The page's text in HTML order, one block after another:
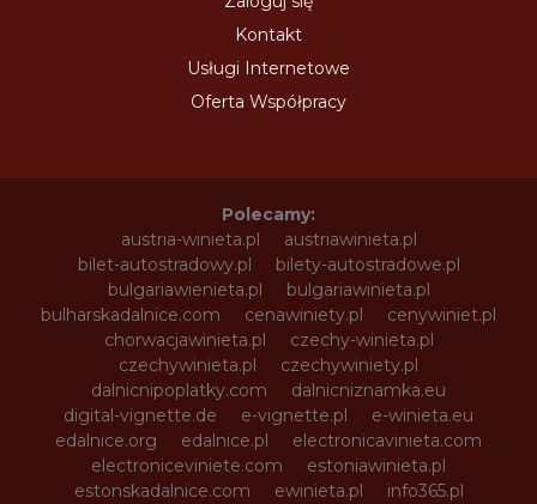
Kontakt
Usługi Internetowe
Oferta Współpracy
Polecamy:
austria-winieta.pl
austriawinieta.pl
bilet-autostradowy.pl
bilety-autostradowe.pl
bulgariawienieta.pl
bulgariawinieta.pl
bulharskadalnice.com
cenawiniety.pl
cenywiniet.pl
chorwacjawinieta.pl
czechy-winieta.pl
czechywinieta.pl
czechywiniety.pl
dalnicnipoplatky.com
dalnicniznamka.eu
digital-vignette.de
e-vignette.pl
e-winieta.eu
edalnice.org
edalnice.pl
electronicavinieta.com
electroniceviniete.com
estoniawinieta.pl
estonskadalnice.com
ewinieta.pl
info365.pl